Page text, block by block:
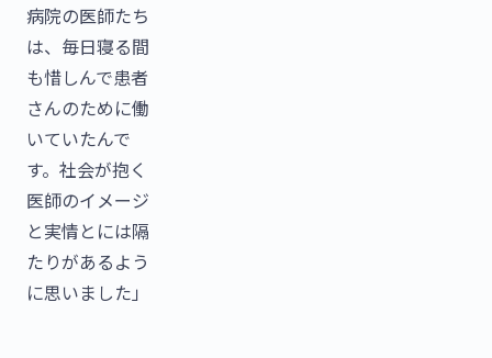
病院の医師たち
は、毎日寝る間
も惜しんで患者
さんのために働
いていたんで
す。社会が抱く
医師のイメージ
と実情とには隔
たりがあるよう
に思いました」